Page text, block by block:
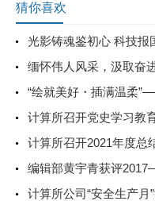
猜你喜欢
光影铸魂鉴初心 科技报国担使命——上海市计算
缅怀伟人风采，汲取奋进力量——计算所第一支
“绘就美好・插满温柔”—— 上海市计
计算所召开党史学习教
计算所召开2021年度总
编辑部黄宇青获评
计算所公司“安全生产月